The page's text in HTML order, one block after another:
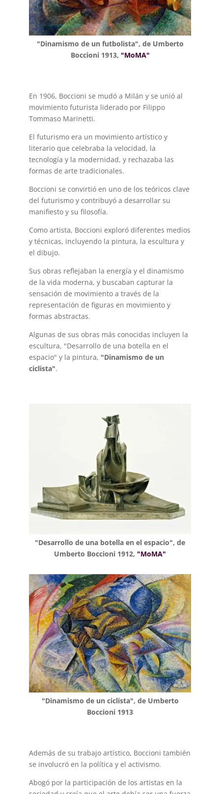
"Dinamismo de un futbolista", de Umberto
Boccioni 1913, "MoMA"
En 1906, Boccioni se mudó a Milán y se unió al
movimiento futurista liderado por Filippo
Tommaso Marinetti.
El futurismo era un movimiento artístico y
literario que celebraba la velocidad, la
tecnología y la modernidad, y rechazaba las
formas de arte tradicionales.
Boccioni se convirtió en uno de los teóricos clave
del futurismo y contribuyó a desarrollar su
manifiesto y su filosofía.
Como artista, Boccioni exploró diferentes medios
y técnicas, incluyendo la pintura, la escultura y
el dibujo.
Sus obras reflejaban la energía y el dinamismo
de la vida moderna, y buscaban capturar la
sensación de movimiento a través de la
representación de figuras en movimiento y
formas abstractas.
Algunas de sus obras más conocidas incluyen la
escultura, "Desarrollo de una botella en el
espacio" y la pintura, "Dinamismo de un
ciclista".
"Desarrollo de una botella en el espacio", de
Umberto Boccioni 1912, "MoMA"
"Dinamismo de un ciclista", de Umberto
Boccioni 1913
Además de su trabajo artístico, Boccioni también
se involucró en la política y el activismo.
Abogó por la participación de los artistas en la